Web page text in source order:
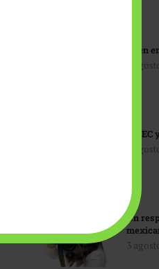
IA en
3
3
Un
3